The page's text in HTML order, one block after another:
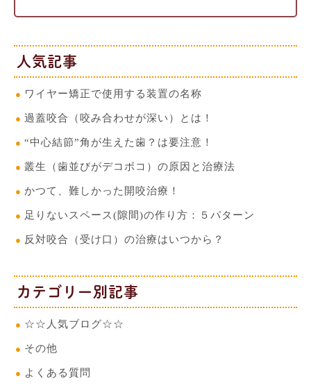
人気記事
ワイヤー矯正で使用する装置の名称
過蓋咬合（咬み合わせが深い）とは！
“中心結節”角が生えた歯？は要注意！
叢生（歯並びがデコボコ）の原因と治療法
かつて、難しかった開咬治療！
足りないスペース(隙間)の作り方：５パターン
反対咬合（受け口）の治療はいつから？
カテゴリー別記事
☆☆人気ブログ☆☆
その他
よくある質問